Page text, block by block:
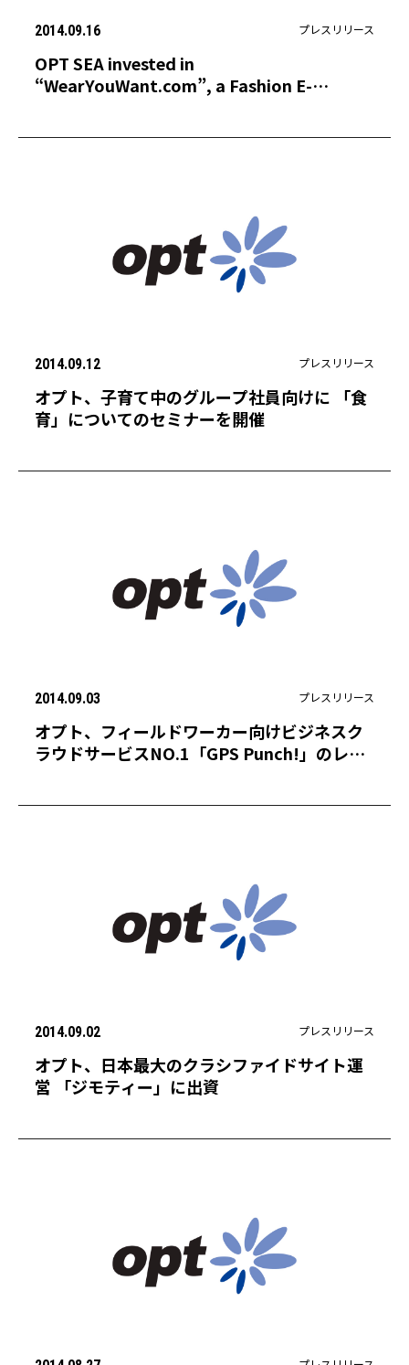
2014.09.16 プレスリリース
OPT SEA invested in
“WearYouWant.com”, a Fashion E-
2014.09.12 プレスリリース
オプト、子育て中のグループ社員向けに 「食
育」についてのセミナーを開催
2014.09.03 プレスリリース
オプト、フィールドワーカー向けビジネスク
ラウドサービスNO.1「GPS Punch!」のレッ
2014.09.02 プレスリリース
オプト、日本最大のクラシファイドサイト運
営 「ジモティー」に出資